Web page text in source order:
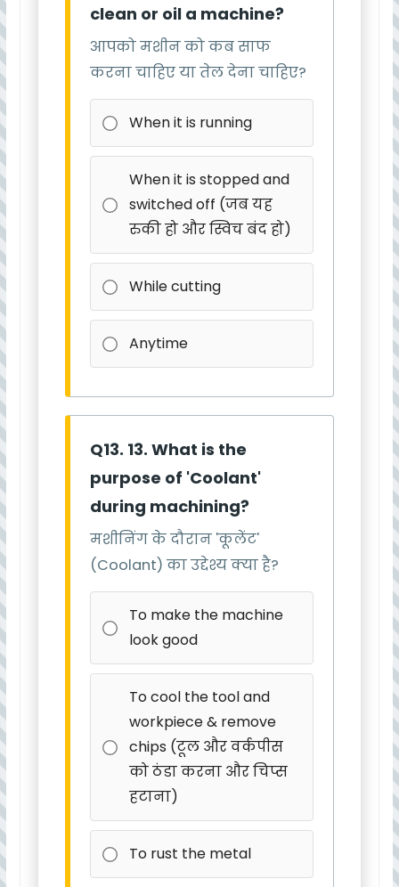
clean or oil a machine?
आपको मशीन को कब साफ
करना चाहिए या तेल देना चाहिए?
When it is running
When it is stopped and
switched off (जब यह
रुकी हो और स्विच बंद हो)
While cutting
Anytime
Q13. 13. What is the
purpose of 'Coolant'
during machining?
मशीनिंग के दौरान 'कूलेंट'
(Coolant) का उद्देश्य क्या है?
To make the machine
look good
To cool the tool and
workpiece & remove
chips (टूल और वर्कपीस
को ठंडा करना और चिप्स
हटाना)
To rust the metal